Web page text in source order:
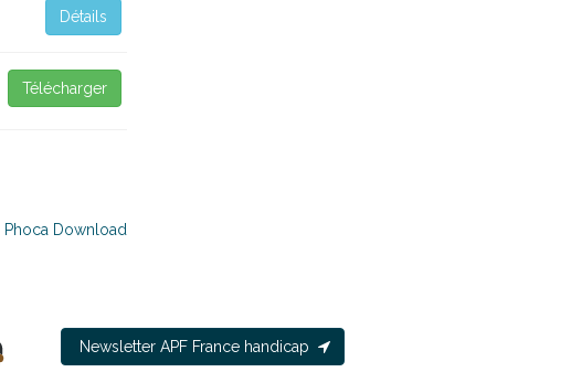
Détails
Télécharger
Phoca Download
Newsletter APF France handicap